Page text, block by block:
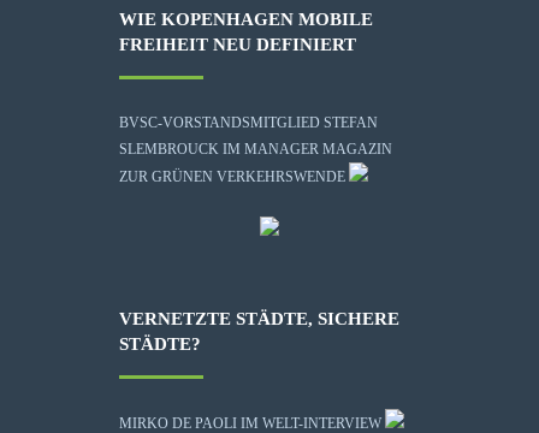
WIE KOPENHAGEN MOBILE
FREIHEIT NEU DEFINIERT
BVSC-VORSTANDSMITGLIED STEFAN
SLEMBROUCK IM MANAGER MAGAZIN
ZUR GRÜNEN VERKEHRSWENDE
VERNETZTE STÄDTE, SICHERE
STÄDTE?
MIRKO DE PAOLI IM WELT-INTERVIEW